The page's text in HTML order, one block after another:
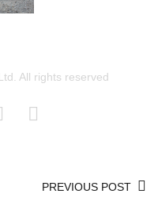
All rights reserved
PREVIOUS POST